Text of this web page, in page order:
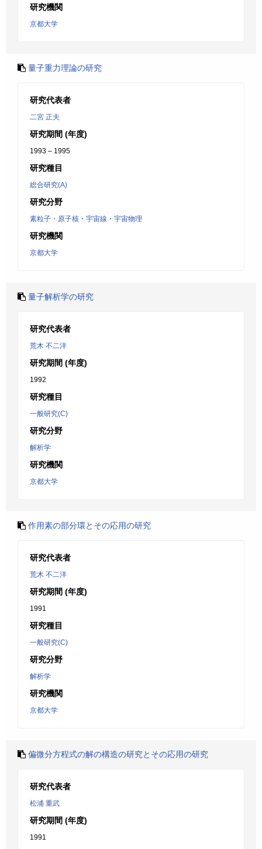
研究機関
京都大学
量子重力理論の研究
研究代表者
二宮 正夫
研究期間 (年度)
1993 – 1995
研究種目
総合研究(A)
研究分野
素粒子・原子核・宇宙線・宇宙物理
研究機関
京都大学
量子解析学の研究
研究代表者
荒木 不二洋
研究期間 (年度)
1992
研究種目
一般研究(C)
研究分野
解析学
研究機関
京都大学
作用素の部分環とその応用の研究
研究代表者
荒木 不二洋
研究期間 (年度)
1991
研究種目
一般研究(C)
研究分野
解析学
研究機関
京都大学
偏微分方程式の解の構造の研究とその応用の研究
研究代表者
松浦 重武
研究期間 (年度)
1991